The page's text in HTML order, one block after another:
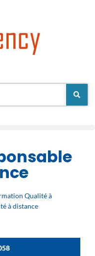
Qualité à
à distance